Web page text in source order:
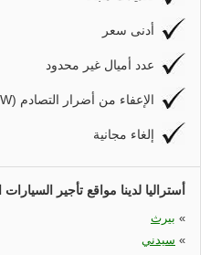
أدنى سعر
عدد أميال غير محدود
(CDW) الإعفاء من أضرار التصادم
إلغاء مجانية
أستراليا لدينا مواقع تأجير
بيرث «
سيدني «